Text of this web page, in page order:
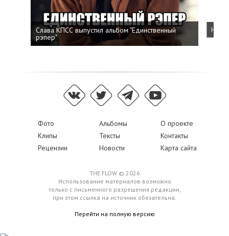
Слава КПСС выпустил альбом "Единственный
рэпер"
Фото Альбомы
О проекте
Клипы
Тексты
Контакты
Рецензии
Новости Карта сайта
THE FLOW © 2026
Использование материалов возможно
только с письменного разрешения редакции,
при этом ссылка на источник обязательна.
Перейти на полную версию